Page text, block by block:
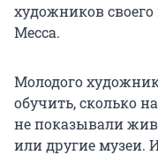
художников
Месса.
Молодого
обучить, сколько
не показывали
или другие музеи.